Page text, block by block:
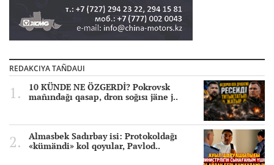
REDAKCIYA TAÑDAUI
10 KÜNDE NE ÖZGERDİ? Pokrovsk
mañındağı qasap, dron soğısı jäne j..
Almasbek Sadırbay isi: Protokoldağı
«kümändi» kol qoyular, Pavlod..